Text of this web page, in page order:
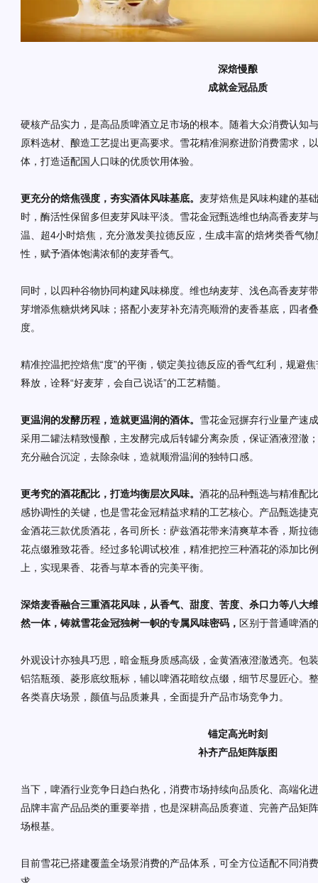
深焙慢酿
成就金冠品质
硬核产品实力，是高品质啤酒立足市场的根本。随着大众消费认知
原料选材、酿造工艺提出更高要求。雪花精准洞察进阶消费需求，
体，打造适配国人口味的优质饮用体验。
更充分的焙焦强度，夯实酒体风味基底。 麦芽焙焦是风味构建的基
时，酶活性保留多但麦芽风味平淡。雪花金冠甄选维也纳高香麦芽
温、超4小时焙焦，充分激发美拉德反应，生成丰富的焙烤类香气
性，赋予酒体饱满浓郁的麦芽香气。
同时，以四种谷物协同构建风味梯度。维也纳麦芽、浅色高香麦芽
芽增添焦糖烘烤风味；搭配小麦芽补充清亮顺滑的麦香基底，四者
度。
精准控温把控焙焦“度”的平衡，锁定美拉德反应的香气红利，规避
释放，诠释“好麦芽，会自己说话”的工艺精髓。
更温润的发酵历程，造就更温润的酒体。 雪花金冠摒弃行业量产速
采用二罐法精致慢酿，主发酵完成后转罐分离杂质，保证酒液澄澈
充分融合沉淀，去除杂味，造就顺滑温润的独特口感。
更考究的酒花配比，打造均衡层次风味。 酒花的品种甄选与精准配
感协调性的关键，也是雪花金冠精益求精的工艺核心。产品甄选捷
金酒花三款优质酒花，各司所长：萨兹酒花带来清爽草本香，斯拉
花点缀雅致花香。经过多轮调试校准，精准把控三种酒花的添加比
上，实现果香、花香与草本香的完美平衡。
深焙麦香融合三重酒花风味，从香气、甜度、苦度、杀口力等八大
然一体，铸就雪花金冠独树一帜的专属风味密码， 区别于普通啤酒
外观设计亦独具巧思，暗金瓶身质感高级，金黄酒液澄澈透亮。包
铝箔瓶颈、菱形底纹瓶标，辅以啤酒花暗纹点缀，细节尽显匠心。
各类喜庆场景，颜值与品质兼具，全面提升产品市场竞争力。
锚定高光时刻
补齐产品矩阵版图
当下，啤酒行业竞争日趋白热化，消费市场持续向品质化、高端化
品牌丰富产品品类的重要举措，也是深耕高品质赛道、完善产品矩
场根基。
目前雪花已搭建覆盖全场景消费的产品体系，可全方位适配不同消